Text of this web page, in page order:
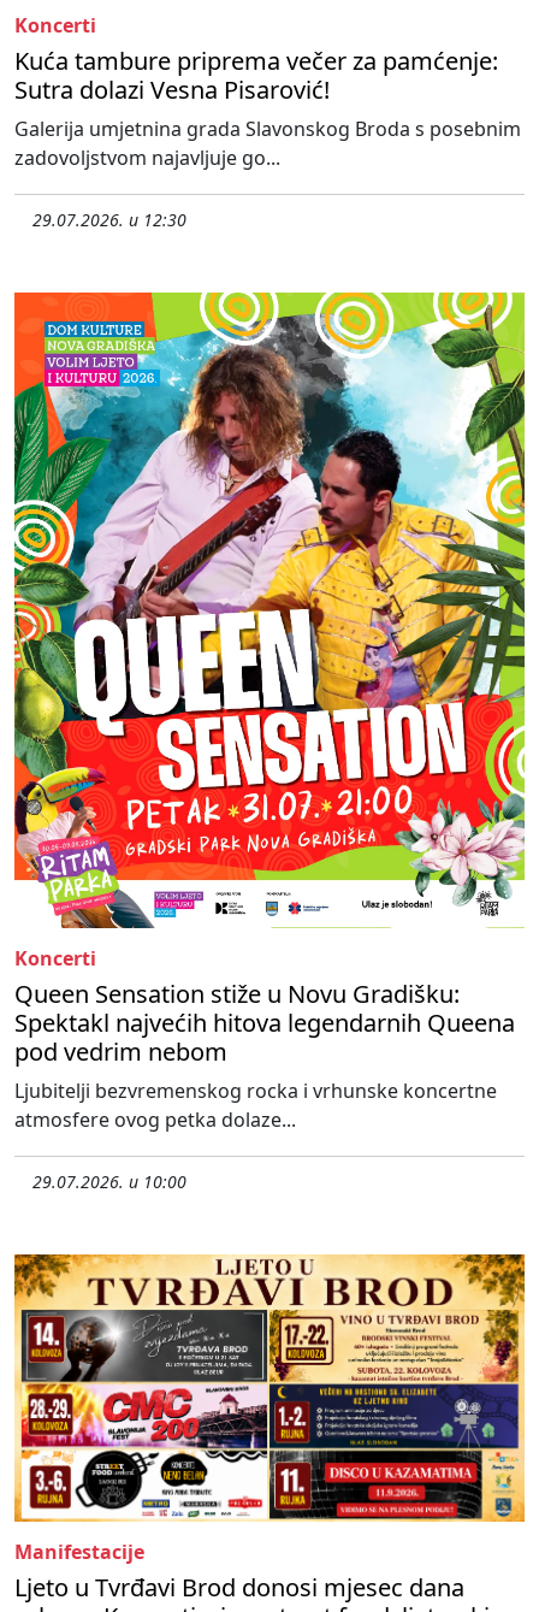
Koncerti
Kuća tambure priprema večer za pamćenje:
Sutra dolazi Vesna Pisarović!
Galerija umjetnina grada Slavonskog Broda s posebnim
zadovoljstvom najavljuje go...
29.07.2026. u 12:30
Koncerti
Queen Sensation stiže u Novu Gradišku:
Spektakl najvećih hitova legendarnih Queena
pod vedrim nebom
Ljubitelji bezvremenskog rocka i vrhunske koncertne
atmosfere ovog petka dolaze...
29.07.2026. u 10:00
Manifestacije
Ljeto u Tvrđavi Brod donosi mjesec dana